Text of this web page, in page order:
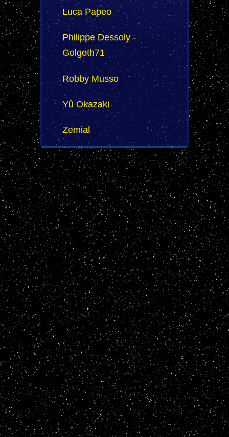
Luca Papeo
Philippe Dessoly -
Golgoth71
Robby Musso
Yû Okazaki
Zemial